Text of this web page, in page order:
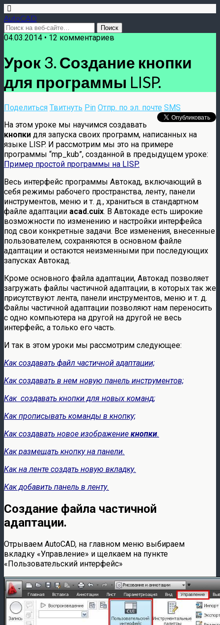
AutoCAD
04.03.2014 • 12 комментариев
Урок 3. Создание кнопки
для программы LISP.
Поделиться Твитнуть Pin Отпр. по эл. почте SMS
На этом уроке мы научимся создавать
кнопки для запуска своих программ, написанных на
языке LISP. И рассмотрим мы это на примере
программы “mp_kub”, созданной в предыдущем уроке:
Пример простой программы на LISP.
Весь интерфейс программы Автокад, включающий в
себя режимы рабочего пространства, ленту, панели
инструментов, меню и т. д., храниться в стандартном
файле адаптации acad.cuix. В Автокаде есть широкие
возможности по изменению и настройки интерфейса
под свои конкретные задачи. Все изменения, внесенные
пользователем, сохраняются в основном файле
адаптации и остаются неизменными при последующих
запусках Автокад.
Кроме основного файла адаптации, Автокад позволяет
загружать файлы частичной адаптации, в которых так же
присутствуют лента, панели инструментов, меню и т. д.
Файлы частичной адаптации позволяют нам переносить
с одно компьютера на другой на другой не весь
интерфейс, а только его часть.
И так в этом уроки мы рассмотрим следующее:
Как создавать файл частичной адаптации;
Как создавать в нем новую панель инструментов;
Как создавать кнопки для новых команд;
Как прописывать команды в кнопку;
Как создавать новое изображение кнопки.
Как размещать кнопку на панели.
Как на ленте создать новую вкладку.
Как добавить панель в ленту.
Создание файла частичной
адаптации.
Отрываем AutoCAD, на главном меню выбираем
вкладку «Управление» и щелкаем на пункте
«Пользовательский интерфейс»